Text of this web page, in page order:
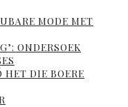
MODE MET
ONDERSOEK
HET DIE BOERE